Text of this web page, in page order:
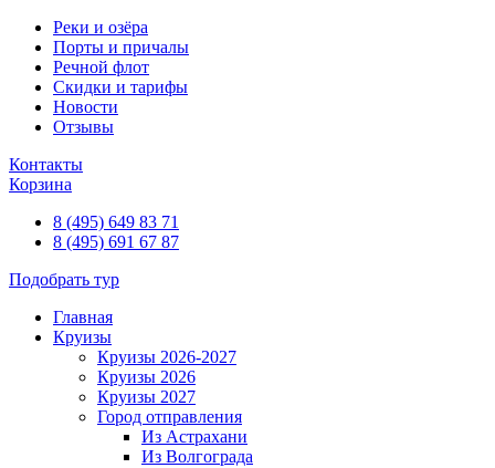
Реки и озёра
Порты и причалы
Речной флот
Скидки и тарифы
Новости
Отзывы
Контакты
Корзина
8 (495) 649 83 71
8 (495) 691 67 87
Подобрать тур
Главная
Круизы
Круизы 2026-2027
Круизы 2026
Круизы 2027
Город отправления
Из Астрахани
Из Волгограда